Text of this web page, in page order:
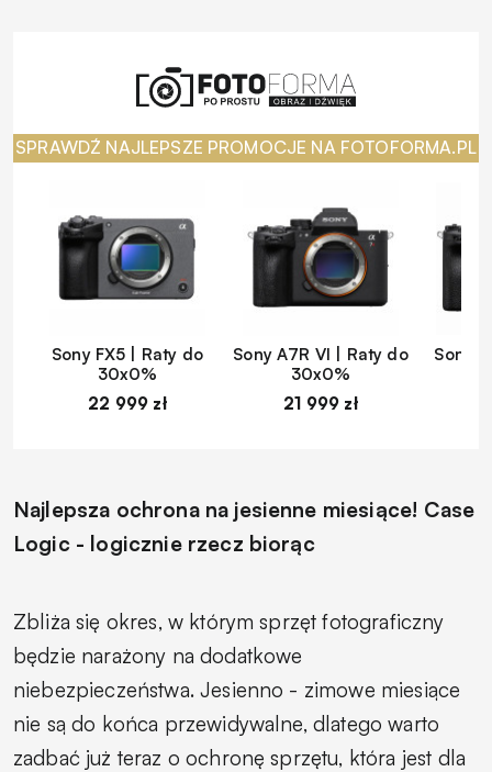
SPRAWDŹ NAJLEPSZE PROMOCJE NA FOTOFORMA.PL
Sony FX5 | Raty do
30x0%
22 999 zł
Sony A7R VI | Raty do
30x0%
21 999 zł
Sony
Najlepsza ochrona na jesienne miesiące! Case
Logic - logicznie rzecz biorąc
Zbliża się okres, w którym sprzęt fotograficzny
będzie narażony na dodatkowe
niebezpieczeństwa. Jesienno - zimowe miesiące
nie są do końca przewidywalne, dlatego warto
zadbać już teraz o ochronę sprzętu, która jest dla